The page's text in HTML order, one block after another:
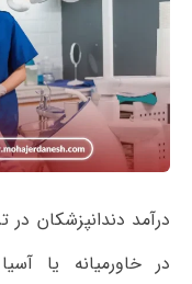
درآمد دندانپزشکان
در خاورمیانه یا